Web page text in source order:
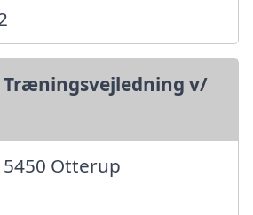
Træningsvejledning v/
Otterup